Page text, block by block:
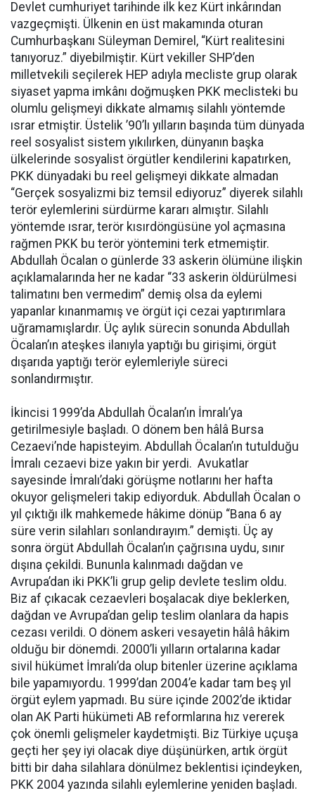
Devlet cumhuriyet tarihinde ilk kez Kürt inkârından
vazgeçmişti. Ülkenin en üst makamında oturan
Cumhurbaşkanı Süleyman Demirel, “Kürt realitesini
tanıyoruz.” diyebilmiştir. Kürt vekiller SHP’den
milletvekili seçilerek HEP adıyla mecliste grup olarak
siyaset yapma imkânı doğmuşken PKK meclisteki bu
olumlu gelişmeyi dikkate almamış silahlı yöntemde
ısrar etmiştir. Üstelik ’90’lı yılların başında tüm dünyada
reel sosyalist sistem yıkılırken, dünyanın başka
ülkelerinde sosyalist örgütler kendilerini kapatırken,
PKK dünyadaki bu reel gelişmeyi dikkate almadan
“Gerçek sosyalizmi biz temsil ediyoruz” diyerek silahlı
terör eylemlerini sürdürme kararı almıştır. Silahlı
yöntemde ısrar, terör kısırdöngüsüne yol açmasına
rağmen PKK bu terör yöntemini terk etmemiştir.
Abdullah Öcalan o günlerde 33 askerin ölümüne ilişkin
açıklamalarında her ne kadar “33 askerin öldürülmesi
talimatını ben vermedim” demiş olsa da eylemi
yapanlar kınanmamış ve örgüt içi cezai yaptırımlara
uğramamışlardır. Üç aylık sürecin sonunda Abdullah
Öcalan’ın ateşkes ilanıyla yaptığı bu girişimi, örgüt
dışarıda yaptığı terör eylemleriyle süreci
sonlandırmıştır.
İkincisi 1999’da Abdullah Öcalan’ın İmralı’ya
getirilmesiyle başladı. O dönem ben hâlâ Bursa
Cezaevi’nde hapisteyim. Abdullah Öcalan’ın tutulduğu
İmralı cezaevi bize yakın bir yerdi. Avukatlar
sayesinde İmralı’daki görüşme notlarını her hafta
okuyor gelişmeleri takip ediyorduk. Abdullah Öcalan o
yıl çıktığı ilk mahkemede hâkime dönüp “Bana 6 ay
süre verin silahları sonlandırayım.” demişti. Üç ay
sonra örgüt Abdullah Öcalan’ın çağrısına uydu, sınır
dışına çekildi. Bununla kalınmadı dağdan ve
Avrupa’dan iki PKK’li grup gelip devlete teslim oldu.
Biz af çıkacak cezaevleri boşalacak diye beklerken,
dağdan ve Avrupa’dan gelip teslim olanlara da hapis
cezası verildi. O dönem askeri vesayetin hâlâ hâkim
olduğu bir dönemdi. 2000’li yılların ortalarına kadar
sivil hükümet İmralı’da olup bitenler üzerine açıklama
bile yapamıyordu. 1999’dan 2004’e kadar tam beş yıl
örgüt eylem yapmadı. Bu süre içinde 2002’de iktidar
olan AK Parti hükümeti AB reformlarına hız vererek
çok önemli gelişmeler kaydetmişti. Biz Türkiye uçuşa
geçti her şey iyi olacak diye düşünürken, artık örgüt
bitti bir daha silahlara dönülmez beklentisi içindeyken,
PKK 2004 yazında silahlı eylemlerine yeniden başladı.